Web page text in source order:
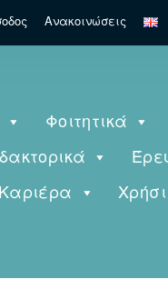
Ανακοινώσεις
Φοιτητικά
Καριέρα